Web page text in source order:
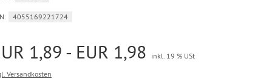
4055169221724
1,89 - EUR 1,98
inkl. 19 % USt
Versandkosten